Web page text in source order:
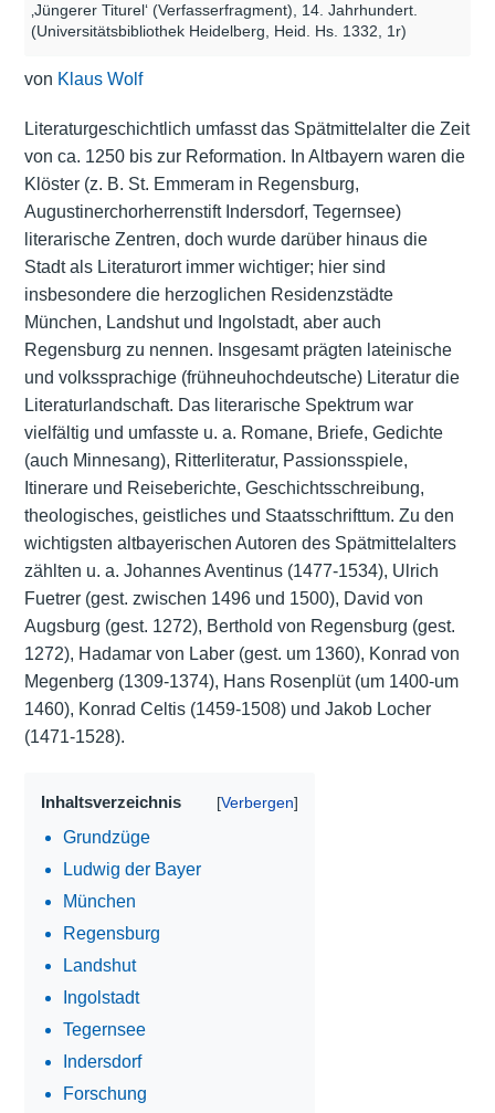
‚Jüngerer Titurel‘ (Verfasserfragment), 14. Jahrhundert.
(Universitätsbibliothek Heidelberg, Heid. Hs. 1332, 1r)
von Klaus Wolf
Literaturgeschichtlich umfasst das Spätmittelalter die Zeit
von ca. 1250 bis zur Reformation. In Altbayern waren die
Klöster (z. B. St. Emmeram in Regensburg,
Augustinerchorherrenstift Indersdorf, Tegernsee)
literarische Zentren, doch wurde darüber hinaus die
Stadt als Literaturort immer wichtiger; hier sind
insbesondere die herzoglichen Residenzstädte
München, Landshut und Ingolstadt, aber auch
Regensburg zu nennen. Insgesamt prägten lateinische
und volkssprachige (frühneuhochdeutsche) Literatur die
Literaturlandschaft. Das literarische Spektrum war
vielfältig und umfasste u. a. Romane, Briefe, Gedichte
(auch Minnesang), Ritterliteratur, Passionsspiele,
Itinerare und Reiseberichte, Geschichtsschreibung,
theologisches, geistliches und Staatsschrifttum. Zu den
wichtigsten altbayerischen Autoren des Spätmittelalters
zählten u. a. Johannes Aventinus (1477-1534), Ulrich
Fuetrer (gest. zwischen 1496 und 1500), David von
Augsburg (gest. 1272), Berthold von Regensburg (gest.
1272), Hadamar von Laber (gest. um 1360), Konrad von
Megenberg (1309-1374), Hans Rosenplüt (um 1400-um
1460), Konrad Celtis (1459-1508) und Jakob Locher
(1471-1528).
Inhaltsverzeichnis
Grundzüge
Ludwig der Bayer
München
Regensburg
Landshut
Ingolstadt
Tegernsee
Indersdorf
Forschung